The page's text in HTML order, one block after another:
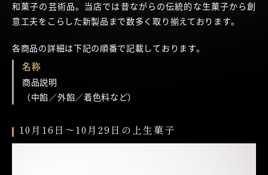
和菓子の芸術品。当店では昔ながらの伝統的な生菓子から創
意工夫をこらした新製品まで数多く取り揃えております。
各商品の詳細は下記の順番で記載しております。
名称
商品説明
（中餡／外餡／着色料など）
10月16日～10月29日の上生菓子